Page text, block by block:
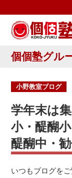
個個塾グル
小野教室ブログ
学年末は
小・醍醐
醍醐中・
いつもブログを